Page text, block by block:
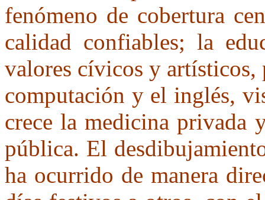
fenómeno de cobertura
calidad confiables; la
valores cívicos y artísticos,
computación y el inglés,
crece la medicina privada
pública. El
ha ocurrido de manera